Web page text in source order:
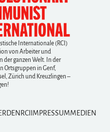
Internationale (RCI)
von Arbeiter und
der ganzen Welt. In der
Ortsgruppen in Genf,
Zürich und Kreuzlingen –
RCI IMPRESSUMMEDIEN